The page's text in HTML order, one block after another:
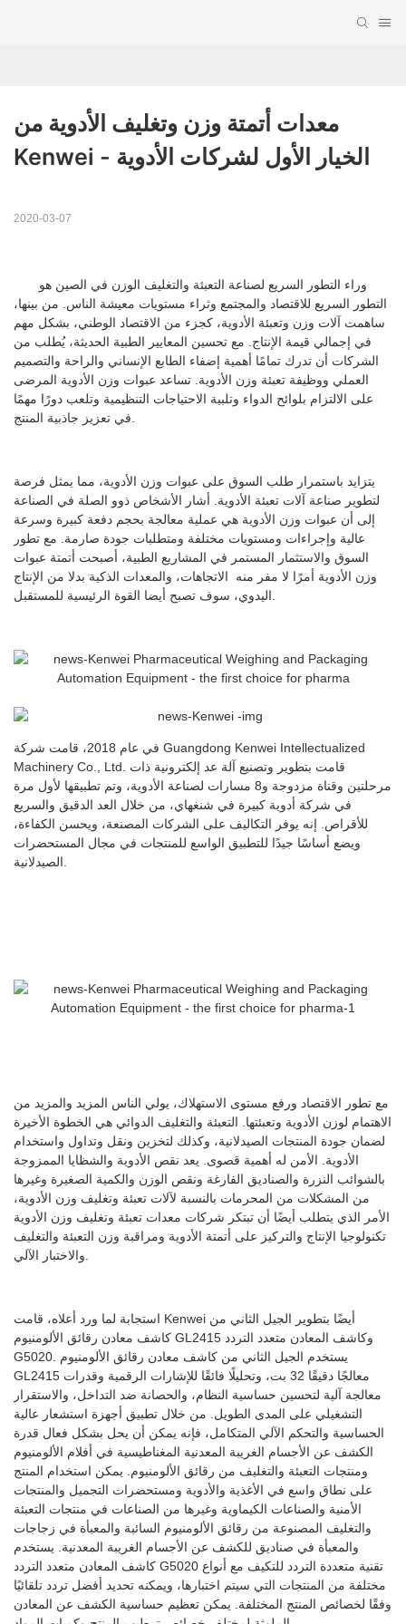
معدات أتمتة وزن وتغليف الأدوية من
Kenwei - الخيار الأول لشركات الأدوية
2020-03-07
التطور السريع للاقتصاد والمجتمع وثراء مستويات معيشة الناس. من بينها،
ساهمت آلات وزن وتعبئة الأدوية، كجزء من الاقتصاد الوطني، بشكل مهم
في إجمالي قيمة الإنتاج. مع تحسين المعايير الطبية الحديثة، يُطلب من
الشركات أن تدرك تمامًا أهمية إضفاء الطابع الإنساني والراحة والتصميم
العملي ووظيفة تعبئة وزن الأدوية. تساعد عبوات وزن الأدوية المرضى
على الالتزام بلوائح الدواء وتلبية الاحتياجات التنظيمية وتلعب دورًا مهمًا
في تعزيز جاذبية المنتج.
يتزايد باستمرار طلب السوق على عبوات وزن الأدوية، مما يمثل فرصة
لتطوير صناعة آلات تعبئة الأدوية. أشار الأشخاص ذوو الصلة في الصناعة
إلى أن عبوات وزن الأدوية هي عملية معالجة بحجم دفعة كبيرة وسرعة
عالية وإجراءات ومستويات مختلفة ومتطلبات جودة صارمة. مع تطور
السوق والاستثمار المستمر في المشاريع الطبية، أصبحت أتمتة عبوات
وزن الأدوية أمرًا لا مفر منه الاتجاهات، والمعدات الذكية بدلا من الإنتاج
اليدوي، سوف تصبح أيضا القوة الرئيسية للمستقبل.
في عام 2018، قامت شركة Guangdong Kenwei Intellectualized
Machinery Co., Ltd. قامت بتطوير وتصنيع آلة عد إلكترونية ذات
مرحلتين وقناة مزدوجة و8 مسارات لصناعة الأدوية، وتم تطبيقها لأول مرة
في شركة أدوية كبيرة في شنغهاي، من خلال العد الدقيق والسريع
للأقراص. إنه يوفر التكاليف على الشركات المصنعة، ويحسن الكفاءة،
ويضع أساسًا جيدًا للتطبيق الواسع للمنتجات في مجال المستحضرات
الصيدلانية.
مع تطور الاقتصاد ورفع مستوى الاستهلاك، يولي الناس المزيد والمزيد من
الاهتمام لوزن الأدوية وتعبئتها. التعبئة والتغليف الدوائي هي الخطوة الأخيرة
لضمان جودة المنتجات الصيدلانية، وكذلك لتخزين ونقل وتداول واستخدام
الأدوية. الأمن له أهمية قصوى. يعد نقص الأدوية والشظايا الممزوجة
بالشوائب النزرة والصناديق الفارغة ونقص الوزن والكمية الصغيرة وغيرها
من المشكلات من المحرمات بالنسبة لآلات تعبئة وتغليف وزن الأدوية،
الأمر الذي يتطلب أيضًا أن تبتكر شركات معدات تعبئة وتغليف وزن الأدوية
تكنولوجيا الإنتاج والتركيز على أتمتة الأدوية ومراقبة وزن التعبئة والتغليف
والاختبار الآلي.
استجابة لما ورد أعلاه، قامت Kenwei أيضًا بتطوير الجيل الثاني من
كاشف معادن رقائق الألومنيوم GL2415 وكاشف المعادن متعدد التردد
G5020. يستخدم الجيل الثاني من كاشف معادن رقائق الألومنيوم
GL2415 معالجًا دقيقًا 32 بت، وتحليلًا فائقًا للإشارات الرقمية وقدرات
معالجة آلية لتحسين حساسية النظام، والحصانة ضد التداخل، والاستقرار
التشغيلي على المدى الطويل. من خلال تطبيق أجهزة استشعار عالية
الحساسية والتحكم الآلي المتكامل، فإنه يمكن أن يحل بشكل فعال قدرة
الكشف عن الأجسام الغريبة المعدنية المغناطيسية في أفلام الألومنيوم
ومنتجات التعبئة والتغليف من رقائق الألومنيوم. يمكن استخدام المنتج
على نطاق واسع في الأغذية والأدوية ومستحضرات التجميل والمنتجات
الأمنية والصناعات الكيماوية وغيرها من الصناعات في منتجات التعبئة
والتغليف المصنوعة من رقائق الألومنيوم السائبة والمعبأة في زجاجات
والمعبأة في صناديق للكشف عن الأجسام الغريبة المعدنية. يستخدم
كاشف المعادن متعدد التردد G5020 تقنية متعددة التردد للتكيف مع أنواع
مختلفة من المنتجات التي سيتم اختبارها، ويمكنه تحديد أفضل تردد تلقائيًا
وفقًا لخصائص المنتج المختلفة. يمكن تعظيم حساسية الكشف عن المعادن